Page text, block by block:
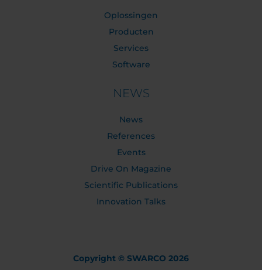
Oplossingen
Producten
Services
Software
NEWS
News
References
Events
Drive On Magazine
Scientific Publications
Innovation Talks
Copyright © SWARCO 2026